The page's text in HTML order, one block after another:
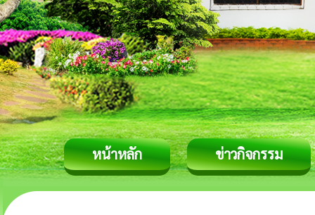
หน้าหลัก ข่าวกิจกรรม